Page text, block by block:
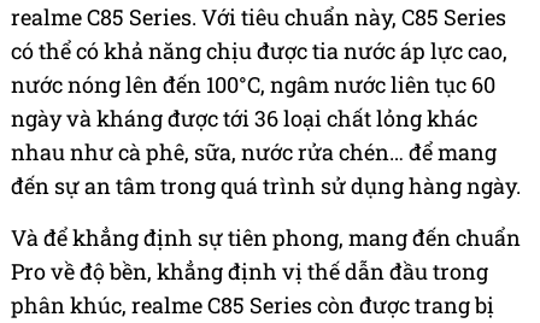
realme C85 Series. Với tiêu chuẩn này, C85 Series
có thể có khả năng chịu được tia nước áp lực cao,
nước nóng lên đến 100°C, ngâm nước liên tục 60
ngày và kháng được tới 36 loại chất lỏng khác
nhau như cà phê, sữa, nước rửa chén… để mang
đến sự an tâm trong quá trình sử dụng hàng ngày.
Và để khẳng định sự tiên phong, mang đến chuẩn
Pro về độ bền, khẳng định vị thế dẫn đầu trong
phân khúc, realme C85 Series còn được trang bị